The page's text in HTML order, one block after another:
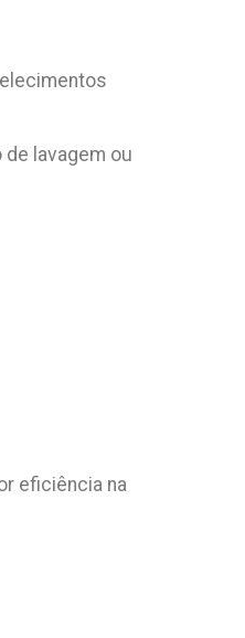
lavagem ou
eficiência na